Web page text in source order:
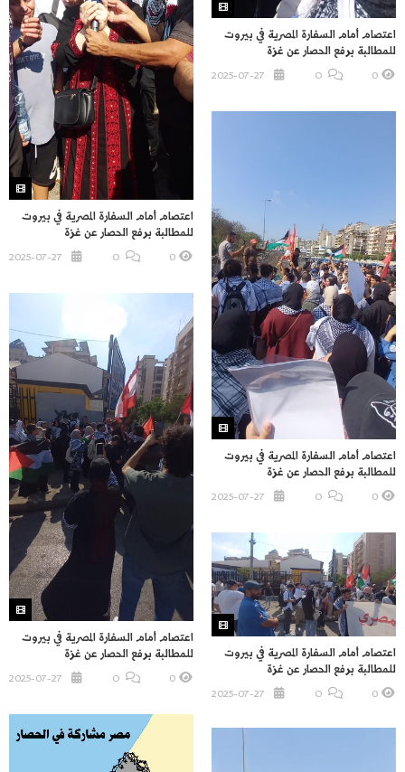
اعتصام أمام السفارة المصرية في بيروت
للمطالبة برفع الحصار عن غزة
0
اعتصام أمام السفارة المصرية في بيروت
للمطالبة برفع الحصار عن غزة
0
اعتصام أمام السفارة المصرية في بيروت
للمطالبة برفع الحصار عن غزة
0
اعتصام أمام السفارة المصرية في بيروت
للمطالبة برفع الحصار عن غزة
0
اعتصام أمام السفارة المصرية في بيروت
للمطالبة برفع الحصار عن غزة
0